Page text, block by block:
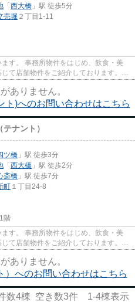
「西大橋 」駅 徒歩5分
売堀 ２丁目1-11
す。 事務所物件をはじめ、飲食・美
て店舗物件をご紹介しております。
ありません。
ト)へのお問い合わせはこちら
ナント）
ツ橋 」駅 徒歩3分
「西大橋 」駅 徒歩2分
斎橋 」駅 徒歩7分
町 １丁目24-8
階
す。 事務所物件をはじめ、飲食・美
て店舗物件をご紹介しております。
ありません。
）へのお問い合わせはこちら
数4棟 空き数3件 1-4棟表示